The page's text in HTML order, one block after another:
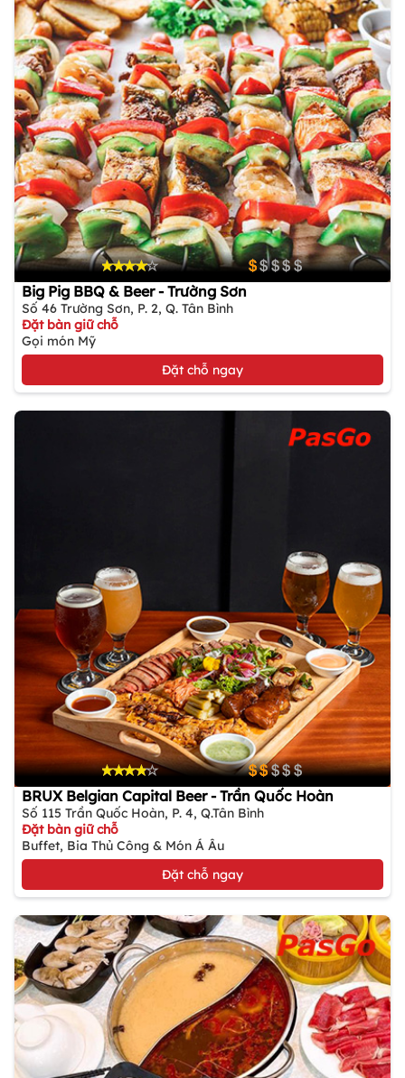
Big Pig BBQ & Beer - Trường Sơn
Số 46 Trường Sơn, P. 2, Q. Tân Bình
Đặt bàn giữ chỗ
Gọi món Mỹ
Đặt chỗ ngay
BRUX Belgian Capital Beer - Trần Quốc Hoàn
Số 115 Trần Quốc Hoàn, P. 4, Q.Tân Bình
Đặt bàn giữ chỗ
Buffet, Bia Thủ Công & Món Á Âu
Đặt chỗ ngay